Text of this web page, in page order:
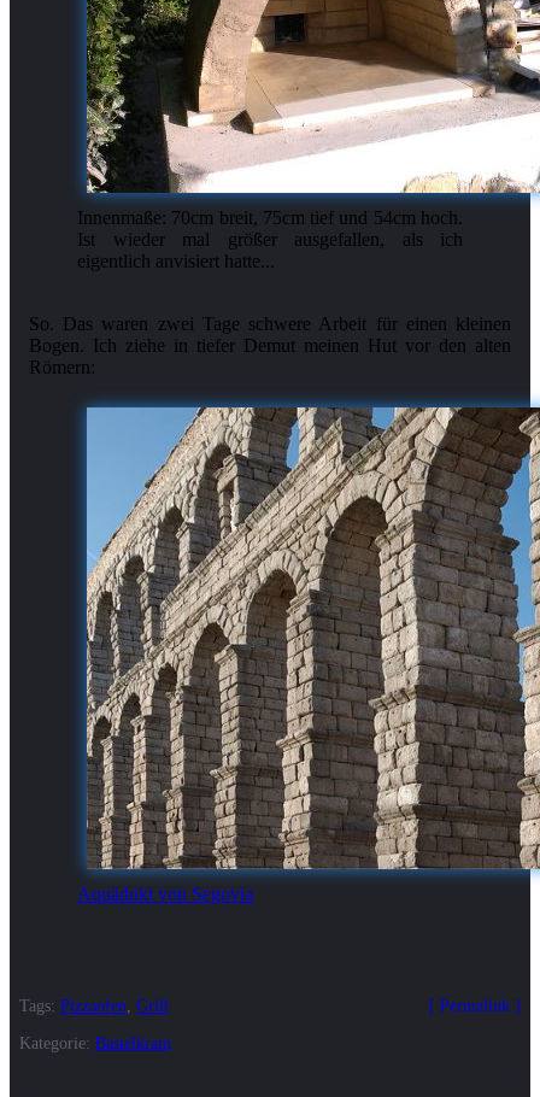
Innenmaße: 70cm breit, 75cm tief und 54cm hoch.
Ist wieder mal größer ausgefallen, als ich
eigentlich anvisiert hatte...
So. Das waren zwei Tage schwere Arbeit für einen kleinen
Bogen. Ich ziehe in tiefer Demut meinen Hut vor den alten
Aquädukt von Segovia
Permalink
Tags: Pizzaofen Grill
Kategorie: Bastelkram